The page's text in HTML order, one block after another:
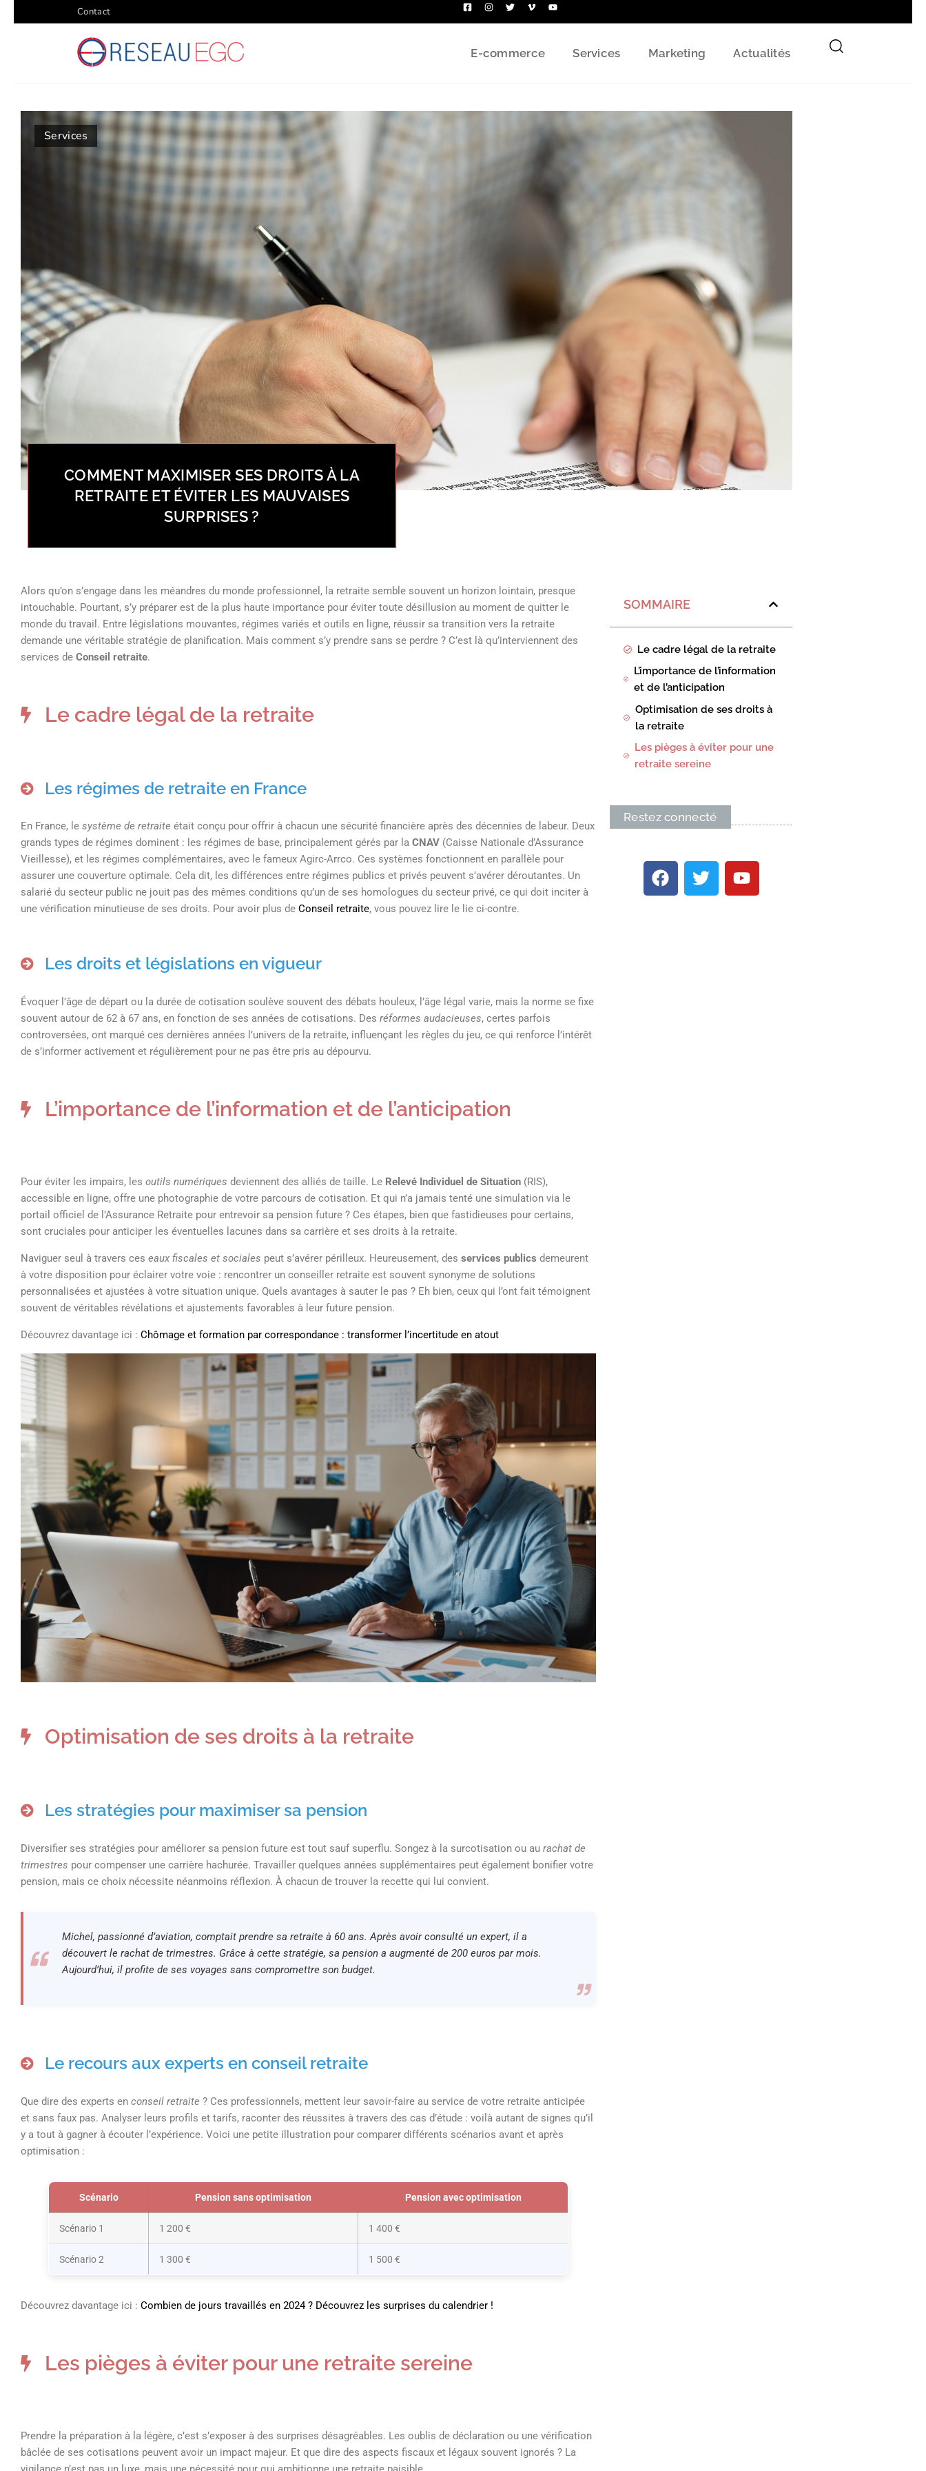
Contact
E-commerce Services Marketing Actualités
Services
COMMENT MAXIMISER SES DROITS À LA
RETRAITE ET ÉVITER LES MAUVAISES
SURPRISES ?
Alors qu’on s’engage dans les méandres du monde professionnel, la retraite semble souvent un horizon lointain, presque
intouchable. Pourtant, s’y préparer est de la plus haute importance pour éviter toute désillusion au moment de quitter le
monde du travail. Entre législations mouvantes, régimes variés et outils en ligne, réussir sa transition vers la retraite
demande une véritable stratégie de planification. Mais comment s’y prendre sans se perdre ? C’est là qu’interviennent des
services de Conseil retraite.
Le cadre légal de la retraite
Les régimes de retraite en France
En France, le système de retraite était conçu pour offrir à chacun une sécurité financière après des décennies de labeur. Deux
grands types de régimes dominent : les régimes de base, principalement gérés par la CNAV (Caisse Nationale d’Assurance
Vieillesse), et les régimes complémentaires, avec le fameux Agirc-Arrco. Ces systèmes fonctionnent en parallèle pour
assurer une couverture optimale. Cela dit, les différences entre régimes publics et privés peuvent s’avérer déroutantes. Un
salarié du secteur public ne jouit pas des mêmes conditions qu’un de ses homologues du secteur privé, ce qui doit inciter à
une vérification minutieuse de ses droits. Pour avoir plus de Conseil retraite, vous pouvez lire le lie ci-contre.
Les droits et législations en vigueur
Évoquer l’âge de départ ou la durée de cotisation soulève souvent des débats houleux, l’âge légal varie, mais la norme se fixe
souvent autour de 62 à 67 ans, en fonction de ses années de cotisations. Des réformes audacieuses, certes parfois
controversées, ont marqué ces dernières années l’univers de la retraite, influençant les règles du jeu, ce qui renforce l’intérêt
de s’informer activement et régulièrement pour ne pas être pris au dépourvu.
L’importance de l’information et de l’anticipation
Pour éviter les impairs, les outils numériques deviennent des alliés de taille. Le Relevé Individuel de Situation (RIS),
accessible en ligne, offre une photographie de votre parcours de cotisation. Et qui n’a jamais tenté une simulation via le
portail officiel de l’Assurance Retraite pour entrevoir sa pension future ? Ces étapes, bien que fastidieuses pour certains,
sont cruciales pour anticiper les éventuelles lacunes dans sa carrière et ses droits à la retraite.
Naviguer seul à travers ces eaux fiscales et sociales peut s’avérer périlleux. Heureusement, des services publics demeurent
à votre disposition pour éclairer votre voie : rencontrer un conseiller retraite est souvent synonyme de solutions
personnalisées et ajustées à votre situation unique. Quels avantages à sauter le pas ? Eh bien, ceux qui l’ont fait témoignent
souvent de véritables révélations et ajustements favorables à leur future pension.
Découvrez davantage ici : Chômage et formation par correspondance : transformer l’incertitude en atout
Optimisation de ses droits à la retraite
Les stratégies pour maximiser sa pension
Diversifier ses stratégies pour améliorer sa pension future est tout sauf superflu. Songez à la surcotisation ou au rachat de
trimestres pour compenser une carrière hachurée. Travailler quelques années supplémentaires peut également bonifier votre
pension, mais ce choix nécessite néanmoins réflexion. À chacun de trouver la recette qui lui convient.
Michel, passionné d’aviation, comptait prendre sa retraite à 60 ans. Après avoir consulté un expert, il a
découvert le rachat de trimestres. Grâce à cette stratégie, sa pension a augmenté de 200 euros par mois.
Aujourd’hui, il profite de ses voyages sans compromettre son budget.
Le recours aux experts en conseil retraite
Que dire des experts en conseil retraite ? Ces professionnels, mettent leur savoir-faire au service de votre retraite anticipée
et sans faux pas. Analyser leurs profils et tarifs, raconter des réussites à travers des cas d’étude : voilà autant de signes qu’il
y a tout à gagner à écouter l’expérience. Voici une petite illustration pour comparer différents scénarios avant et après
optimisation :
Scénario Pension sans optimisation Pension avec optimisation
Scénario 1 1 200 € 1 400 €
Scénario 2 1 300 € 1 500 €
Découvrez davantage ici : Combien de jours travaillés en 2024 ? Découvrez les surprises du calendrier !
Les pièges à éviter pour une retraite sereine
Prendre la préparation à la légère, c’est s’exposer à des surprises désagréables. Les oublis de déclaration ou une vérification
bâclée de ses cotisations peuvent avoir un impact majeur. Et que dire des aspects fiscaux et légaux souvent ignorés ? La
SOMMAIRE
Le cadre légal de la retraite
L’importance de l’information
et de l’anticipation
Optimisation de ses droits à
la retraite
Les pièges à éviter pour une
retraite sereine
Restez connecté